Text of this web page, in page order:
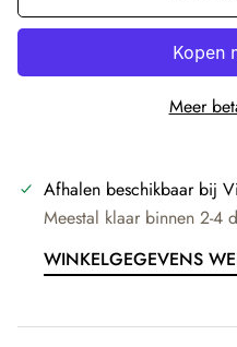
Meer
Afhalen beschikbaar bij
Meestal klaar binnen 2-4
WINKELGEGEVENS